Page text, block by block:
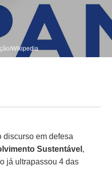
Wikipedia
discurso em defesa
Sustentável ,
já ultrapassou 4 das